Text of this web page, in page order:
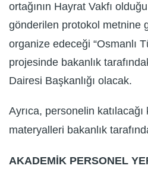
ortağının Hayrat Vakfı
gönderilen protokol metnine
organize edeceği “Osmanlı
projesinde bakanlık
Dairesi Başkanlığı olacak.
Ayrıca, personelin
materyalleri bakanlık
AKADEMİK PERSONEL